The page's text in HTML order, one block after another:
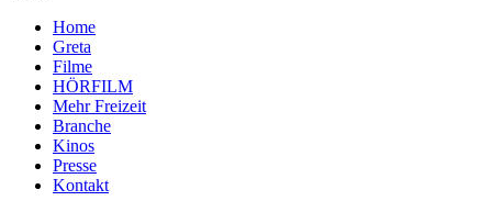
Home
Greta
Filme
HÖRFILM
Mehr Freizeit
Branche
Kinos
Presse
Kontakt